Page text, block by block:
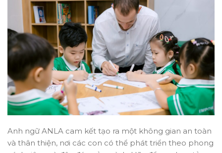
Anh ngữ ANLA cam kết tạo ra một không gian an toàn
và thân thiện, nơi các con có thể phát triển theo phong